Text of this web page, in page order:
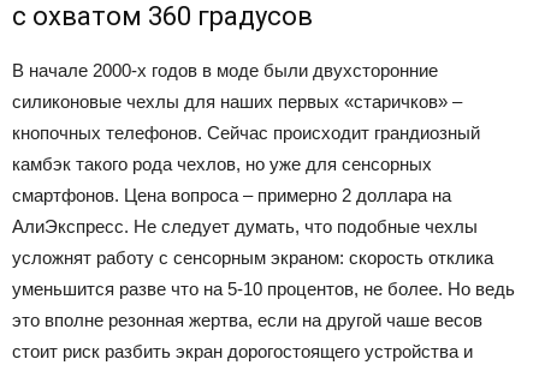
с охватом 360 градусов
В начале 2000-х годов в моде были двухсторонние
силиконовые чехлы для наших первых «старичков» –
кнопочных телефонов. Сейчас происходит грандиозный
камбэк такого рода чехлов, но уже для сенсорных
смартфонов. Цена вопроса – примерно 2 доллара на
АлиЭкспресс. Не следует думать, что подобные чехлы
усложнят работу с сенсорным экраном: скорость отклика
уменьшится разве что на 5-10 процентов, не более. Но ведь
это вполне резонная жертва, если на другой чаше весов
стоит риск разбить экран дорогостоящего устройства и